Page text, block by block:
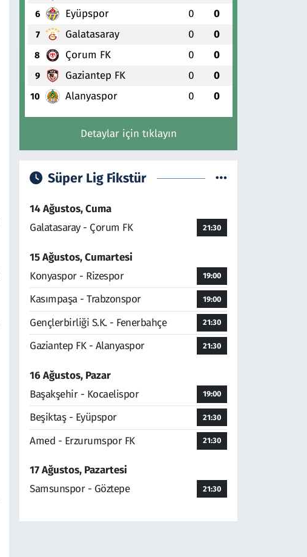
6 Eyüpspor 0 0
7 Galatasaray 0 0
8 Çorum FK 0 0
9 Gaziantep FK 0 0
10 Alanyaspor 0 0
Detaylar için tıklayın
Süper Lig Fikstür
14 Ağustos, Cuma
Galatasaray - Çorum FK
21:30
15 Ağustos, Cumartesi
Konyaspor - Rizespor
19:00
Kasımpaşa - Trabzonspor 19:00
Gençlerbirliği S.K. - Fenerbahçe 21:30
Gaziantep FK - Alanyaspor 21:30
16 Ağustos, Pazar
Başakşehir - Kocaelispor
19:00
Beşiktaş - Eyüpspor 21:30
Amed - Erzurumspor FK 21:30
17 Ağustos, Pazartesi
Samsunspor - Göztepe
21:30